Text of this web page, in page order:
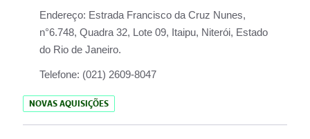
Endereço: Estrada Francisco da Cruz Nunes,
n°6.748, Quadra 32, Lote 09, Itaipu, Niterói, Estado
do Rio de Janeiro.
Telefone: (021) 2609-8047
NOVAS AQUISIÇÕES